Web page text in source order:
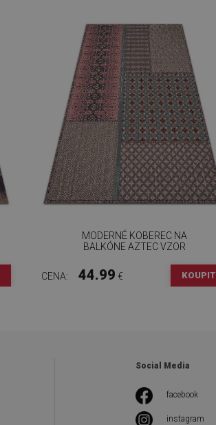
MODERNÉ KOBEREC NA
BALKÓNE AZTEC VZOR
CENA: 44.99 € KOUPIT
Social Media
facebook
instagram